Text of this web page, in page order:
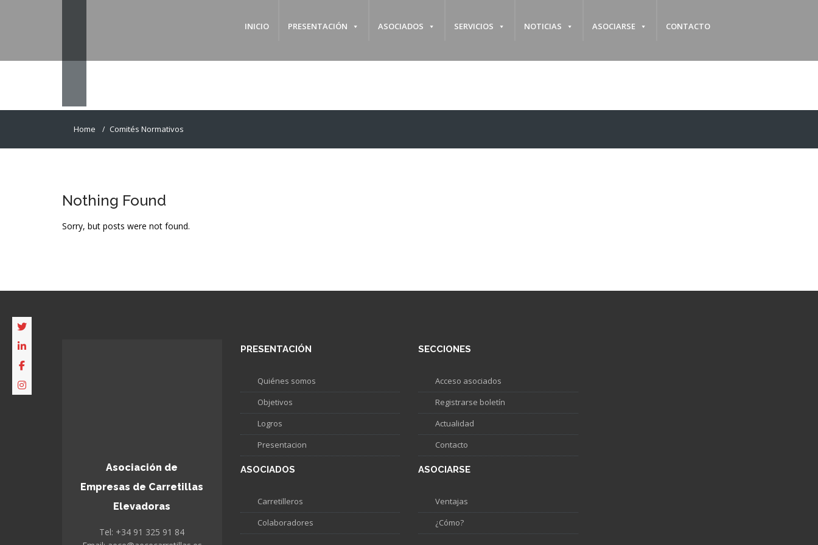
INICIO PRESENTACIÓN ASOCIADOS SERVICIOS NOTICIAS ASOCIARSE CONTACTO
Home Comités Normativos
Nothing Found
Sorry, but posts were not found.
Asociación de
Empresas de Carretillas
Elevadoras
Tel: +34 91 325 91 84
PRESENTACIÓN
Quiénes somos
Objetivos
Logros
Presentacion
ASOCIADOS
Carretilleros
Colaboradores
SECCIONES
Acceso asociados
Registrarse boletín
Actualidad
Contacto
ASOCIARSE
Ventajas
¿Cómo?